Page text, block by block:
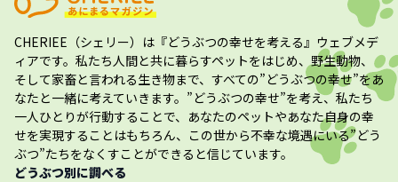
CHERIEE（シェリー） は『どうぶつの幸せを考える』ウェブメデ
ィアです。私たち人間と共に暮らすペットをはじめ、野生動物、
そして家畜と言われる生き物まで、すべての”どうぶつの幸せ”をあ
なたと一緒に考えていきます。”どうぶつの幸せ”を考え、私たち
一人ひとりが行動することで、あなたのペットやあなた自身の幸
せを実現することはもちろん、この世から不幸な境遇にいる”どう
ぶつ”たちをなくすことができると信じています。
どうぶつ別に調べる